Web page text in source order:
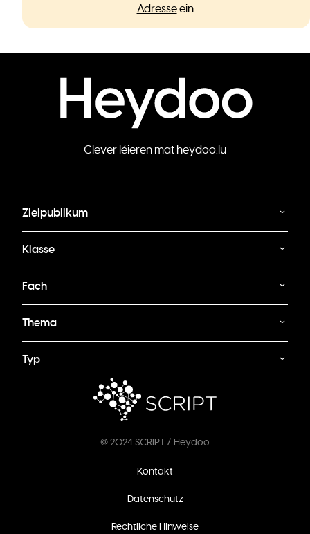
Adresseein.
Clever léieren mat heydoo.lu
Zielpublikum
Klasse
Fach
Thema
Typ
@ 2024 SCRIPT / Heydoo
Kontakt
Datenschutz
Rechtliche Hinweise